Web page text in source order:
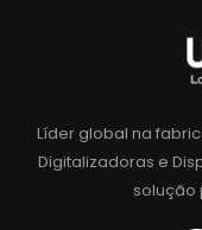
Líder global na
Digitalizadoras e
solução